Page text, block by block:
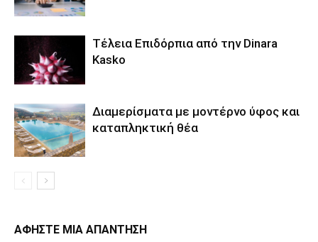
Τέλεια Επιδόρπια από την Dinara
Kasko
Διαμερίσματα με μοντέρνο ύφος και
καταπληκτική θέα
ΑΦΗΣΤΕ ΜΙΑ ΑΠΑΝΤΗΣΗ